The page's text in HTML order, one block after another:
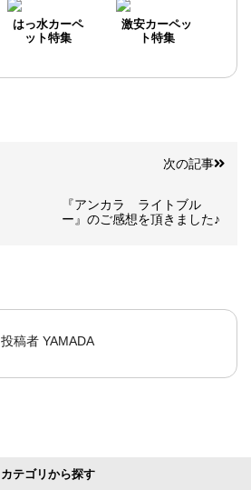
はっ水カーペ
ット特集
激安カーペッ
ト特集
次の記事
『アンカラ ライトブル
ー』のご感想を頂きました♪
投稿者 YAMADA
カテゴリから探す